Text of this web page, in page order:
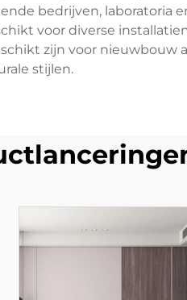
bedrijven, laboratoria
voor diverse
zijn voor
stijlen.